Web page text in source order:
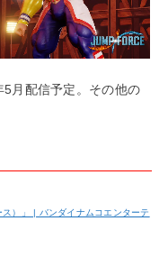
月配信予定。その他の
）」 | バンダイナムコエンターテ